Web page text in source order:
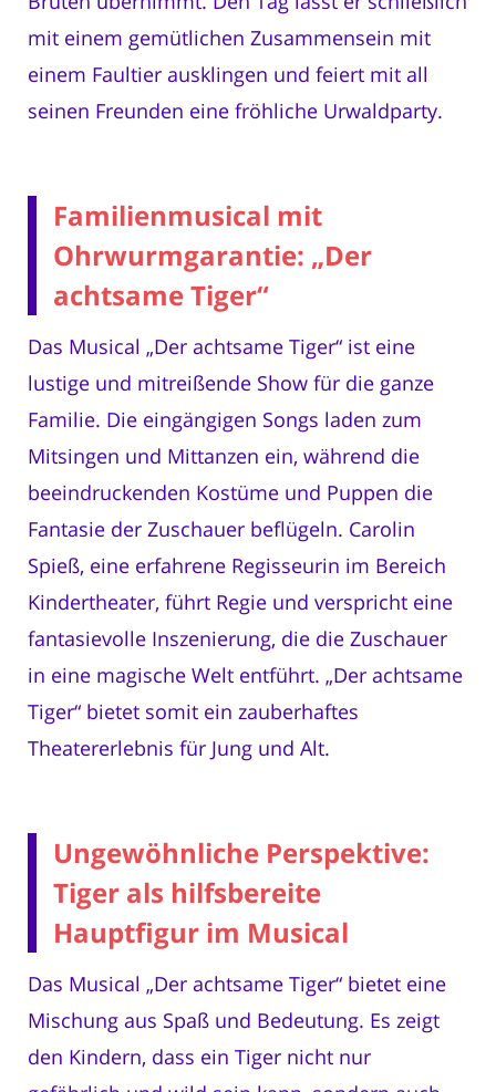
mit einem gemütlichen Zusammensein mit
einem Faultier ausklingen und feiert mit all
seinen Freunden eine fröhliche Urwaldparty.
Familienmusical mit
Ohrwurmgarantie: „Der
achtsame Tiger“
Das Musical „Der achtsame Tiger“ ist eine
lustige und mitreißende Show für die ganze
Familie. Die eingängigen Songs laden zum
Mitsingen und Mittanzen ein, während die
beeindruckenden Kostüme und Puppen die
Fantasie der Zuschauer beflügeln. Carolin
Spieß, eine erfahrene Regisseurin im Bereich
Kindertheater, führt Regie und verspricht eine
fantasievolle Inszenierung, die die Zuschauer
in eine magische Welt entführt. „Der achtsame
Tiger“ bietet somit ein zauberhaftes
Theatererlebnis für Jung und Alt.
Ungewöhnliche Perspektive:
Tiger als hilfsbereite
Hauptfigur im Musical
Das Musical „Der achtsame Tiger“ bietet eine
Mischung aus Spaß und Bedeutung. Es zeigt
den Kindern, dass ein Tiger nicht nur